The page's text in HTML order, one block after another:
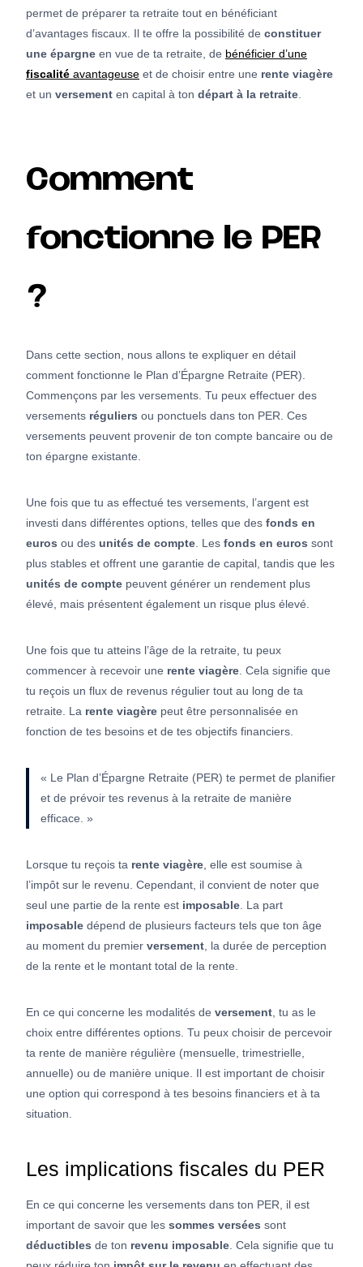
permet de préparer ta retraite tout en bénéficiant
d’avantages fiscaux. Il te offre la possibilité de constituer
une épargne en vue de ta retraite, de bénéficier d’une
fiscalité avantageuse et de choisir entre une rente viagère
et un versement en capital à ton départ à la retraite
Comment
fonctionne le PER
?
Dans cette section, nous allons te expliquer en détail
comment fonctionne le Plan d’Épargne Retraite (PER).
Commençons par les versements. Tu peux effectuer des
versements réguliers ou ponctuels dans ton PER. Ces
versements peuvent provenir de ton compte bancaire ou de
ton épargne existante.
Une fois que tu as effectué tes versements, l’argent est
investi dans différentes options, telles que des fonds en
euros ou des unités de compte . Les fonds en euros sont
plus stables et offrent une garantie de capital, tandis que les
unités de compte peuvent générer un rendement plus
élevé, mais présentent également un risque plus élevé.
Une fois que tu atteins l’âge de la retraite, tu peux
commencer à recevoir une rente viagère . Cela signifie que
tu reçois un flux de revenus régulier tout au long de ta
retraite. La rente viagère peut être personnalisée en
fonction de tes besoins et de tes objectifs financiers.
« Le Plan d’Épargne Retraite (PER) te permet de planifier
et de prévoir tes revenus à la retraite de manière
efficace. »
Lorsque tu reçois ta rente viagère , elle est soumise à
l’impôt sur le revenu. Cependant, il convient de noter que
seul une partie de la rente est imposable . La part
imposable dépend de plusieurs facteurs tels que ton âge
au moment du premier versement , la durée de perception
de la rente et le montant total de la rente.
En ce qui concerne les modalités de versement , tu as le
choix entre différentes options. Tu peux choisir de percevoir
ta rente de manière régulière (mensuelle, trimestrielle,
annuelle) ou de manière unique. Il est important de choisir
une option qui correspond à tes besoins financiers et à ta
situation.
Les implications fiscales du PER
En ce qui concerne les versements dans ton PER, il est
important de savoir que les sommes versées sont
déductibles de ton revenu imposable . Cela signifie que tu